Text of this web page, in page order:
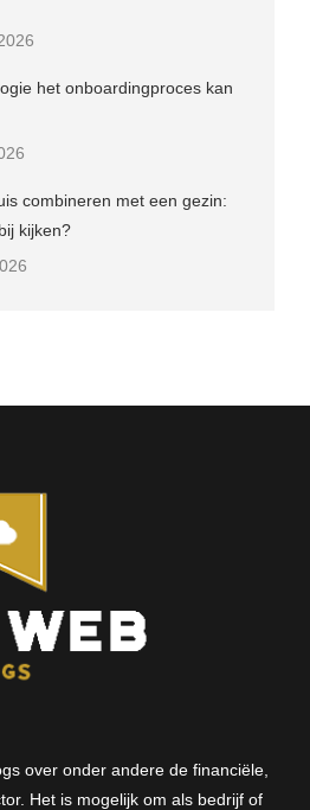
het onboardingproces kan
combineren met een gezin:
kijken?
over onder andere de financiële,
Het is mogelijk om als bedrijf of